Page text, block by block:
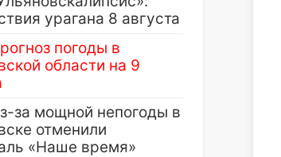
урагана 8 августа
погоды в
области на 9
за мощной непогоды в
отменили
«Наше время»